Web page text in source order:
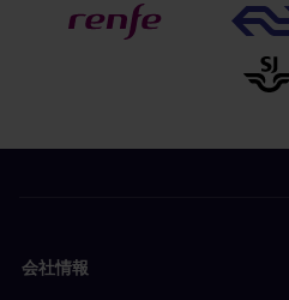
会社情報